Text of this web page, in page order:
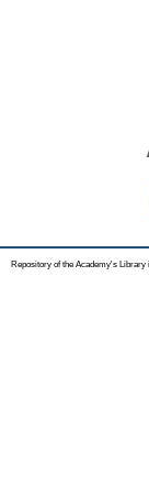
Repository of the Academy's Library